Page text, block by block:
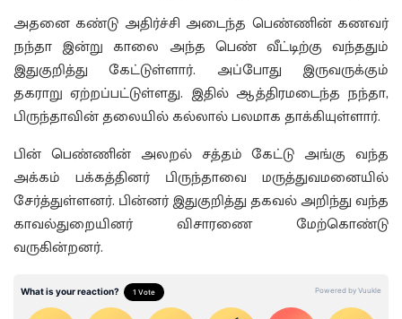
அதனை கண்டு அதிர்ச்சி அடைந்த பெண்ணின் கணவர்
நந்தா இன்று காலை அந்த பெண் வீட்டிற்கு வந்ததும்
இதுகுறித்து கேட்டுள்ளார். அப்போது இருவருக்கும்
தகராறு ஏற்றப்பட்டுள்ளது. இதில் ஆத்திரமடைந்த நந்தா,
பிருந்தாவின் தலையில் கல்லால் பலமாக தாக்கியுள்ளார்.
பின் பெண்ணின் அலறல் சத்தம் கேட்டு அங்கு வந்த
அக்கம் பக்கத்தினர் பிருந்தாவை மருத்துவமனையில்
சேர்த்துள்ளனர். பின்னர் இதுகுறித்து தகவல் அறிந்து வந்த
காவல்துறையினர் விசாரணை மேற்கொண்டு
வருகின்றனர்.